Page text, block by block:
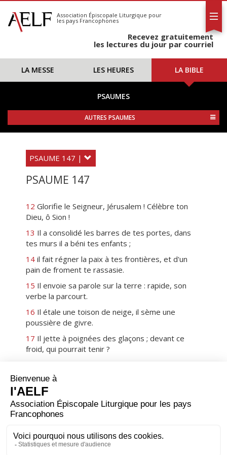
S'abonner
Calendrier
Association Épiscopale Liturgique pour
les pays Francophones
Recevez gratuitement
les lectures du jour par courriel
LA MESSE LES HEURES LA BIBLE
PSAUMES
AUTRES PSAUMES
PSAUME 147 |
PSAUME 147
12 Glorifie le Seigneur, Jérusalem ! Célèbre ton
Dieu, ô Sion !
13 Il a consolidé les barres de tes portes, dans
tes murs il a béni tes enfants ;
14 il fait régner la paix à tes frontières, et d'un
pain de froment te rassasie.
15 Il envoie sa parole sur la terre : rapide, son
verbe la parcourt.
16 Il étale une toison de neige, il sème une
poussière de givre.
17 Il jette à poignées des glaçons ; devant ce
froid, qui pourrait tenir ?
son souffle : les eaux coulent.
19
Il révèle sa parole à Jacob, ses volontés et ses
lois à Israël.
20Pas un peuple qu'il ait ainsi traité ; nul autre n'a